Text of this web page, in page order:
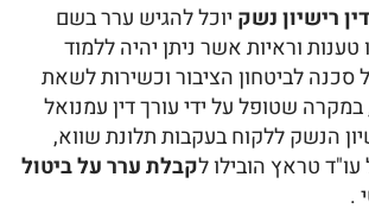
רישיון נשק יוכל להגיש ערר בשם
טענות וראיות אשר ניתן יהיה ללמוד
לביטחון הציבור וכשירות לשאת
שטופל על ידי עורך דין עמנואל
הנשק ללקוח בעקבות תלונת שווא,
טראץ הובילו לקבלת ערר על ביטול
.